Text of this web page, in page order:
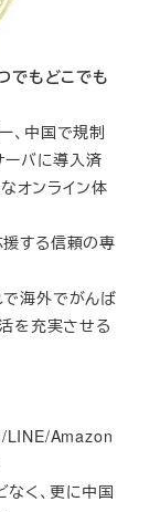
でもどこでも
、中国で規制
ーバに導入済
なオンライン体
する信頼の専
で海外でがんば
を充実させる
LINE/Amazon
く、更に中国